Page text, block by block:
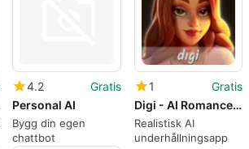
4.2
Gratis
Personal AI
Bygg din egen
chattbot
1
Gratis
Digi - AI Romance, Reimagined
Realistisk AI
underhållningsapp